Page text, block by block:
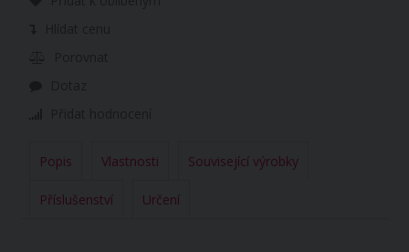
Popis Vlastnosti Související výrobky
Příslušenství Určení